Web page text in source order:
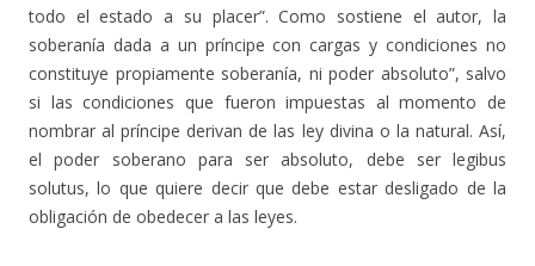
todo el estado a su placer”. Como sostiene el autor, la
soberanía dada a un príncipe con cargas y condiciones no
constituye propiamente soberanía, ni poder absoluto”, salvo
si las condiciones que fueron impuestas al momento de
nombrar al príncipe derivan de las ley divina o la natural. Así,
el poder soberano para ser absoluto, debe ser legibus
solutus, lo que quiere decir que debe estar desligado de la
obligación de obedecer a las leyes.